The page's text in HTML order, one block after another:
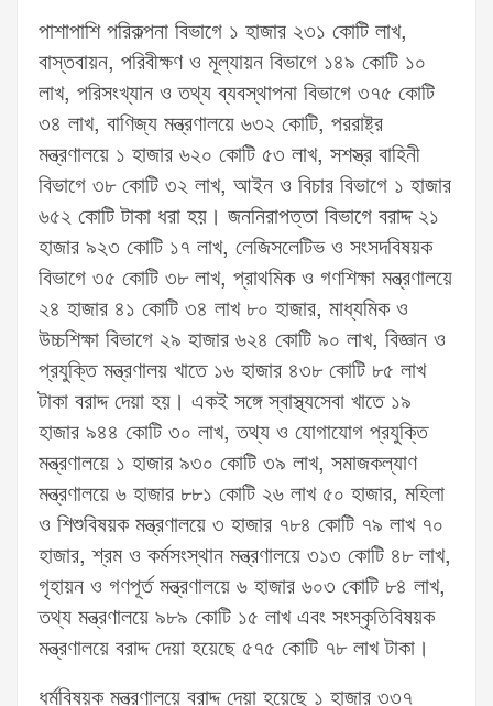
পাশাপাশি পরিকল্পনা বিভাগে ১ হাজার ২৩১ কোটি লাখ,
বাস্তবায়ন, পরিবীক্ষণ ও মূল্যায়ন বিভাগে ১৪৯ কোটি ১০
লাখ, পরিসংখ্যান ও তথ্য ব্যবস্থাপনা বিভাগে ৩৭৫ কোটি
৩৪ লাখ, বাণিজ্য মন্ত্রণালয়ে ৬৩২ কোটি, পররাষ্ট্র
মন্ত্রণালয়ে ১ হাজার ৬২০ কোটি ৫৩ লাখ, সশস্ত্র বাহিনী
বিভাগে ৩৮ কোটি ৩২ লাখ, আইন ও বিচার বিভাগে ১ হাজার
৬৫২ কোটি টাকা ধরা হয়। জননিরাপত্তা বিভাগে বরাদ্দ ২১
হাজার ৯২৩ কোটি ১৭ লাখ, লেজিসলেটিভ ও সংসদবিষয়ক
বিভাগে ৩৫ কোটি ৩৮ লাখ, প্রাথমিক ও গণশিক্ষা মন্ত্রণালয়ে
২৪ হাজার ৪১ কোটি ৩৪ লাখ ৮০ হাজার, মাধ্যমিক ও
উচ্চশিক্ষা বিভাগে ২৯ হাজার ৬২৪ কোটি ৯০ লাখ, বিজ্ঞান ও
প্রযুক্তি মন্ত্রণালয় খাতে ১৬ হাজার ৪৩৮ কোটি ৮৫ লাখ
টাকা বরাদ্দ দেয়া হয়। একই সঙ্গে স্বাস্থ্যসেবা খাতে ১৯
হাজার ৯৪৪ কোটি ৩০ লাখ, তথ্য ও যোগাযোগ প্রযুক্তি
মন্ত্রণালয়ে ১ হাজার ৯৩০ কোটি ৩৯ লাখ, সমাজকল্যাণ
মন্ত্রণালয়ে ৬ হাজার ৮৮১ কোটি ২৬ লাখ ৫০ হাজার, মহিলা
ও শিশুবিষয়ক মন্ত্রণালয়ে ৩ হাজার ৭৮৪ কোটি ৭৯ লাখ ৭০
হাজার, শ্রম ও কর্মসংস্থান মন্ত্রণালয়ে ৩১৩ কোটি ৪৮ লাখ,
গৃহায়ন ও গণপূর্ত মন্ত্রণালয়ে ৬ হাজার ৬০৩ কোটি ৮৪ লাখ,
তথ্য মন্ত্রণালয়ে ৯৮৯ কোটি ১৫ লাখ এবং সংস্কৃতিবিষয়ক
মন্ত্রণালয়ে বরাদ্দ দেয়া হয়েছে ৫৭৫ কোটি ৭৮ লাখ টাকা।
ধর্মবিষয়ক মন্ত্রণালয়ে বরাদ্দ দেয়া হয়েছে ১ হাজার ৩৩৭